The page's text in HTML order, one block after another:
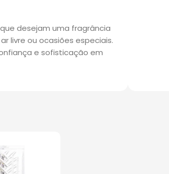
desejam uma fragrância
livre ou ocasiões especiais.
e sofisticação em